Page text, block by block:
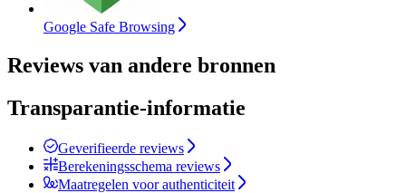
Google Safe Browsing
Reviews van andere bronnen
Transparantie-informatie
Geverifieerde reviews
Berekeningsschema reviews
Maatregelen voor authenticiteit